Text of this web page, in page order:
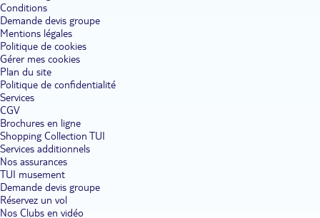
Conditions
Demande devis groupe
Mentions légales
Politique de cookies
Gérer mes cookies
Plan du site
Politique de confidentialité
Services
CGV
Brochures en ligne
Shopping Collection TUI
Services additionnels
Nos assurances
TUI musement
Demande devis groupe
Réservez un vol
Nos Clubs en vidéo